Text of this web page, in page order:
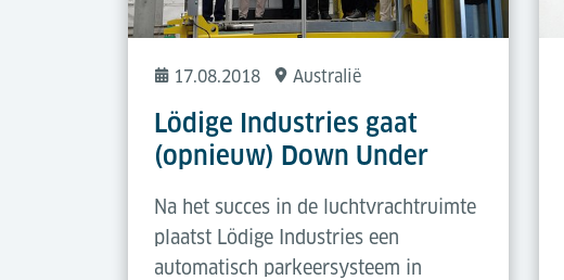
17.08.2018 Australië
Lödige Industries gaat
(opnieuw) Down Under
Na het succes in de luchtvrachtruimte
plaatst Lödige Industries een
automatisch parkeersysteem in